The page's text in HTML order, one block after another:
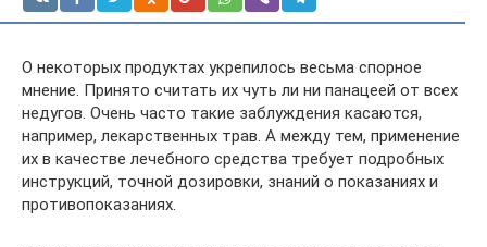
О некоторых продуктах укрепилось весьма спорное
мнение. Принято считать их чуть ли ни панацеей от всех
недугов. Очень часто такие заблуждения касаются,
например, лекарственных трав. А между тем, применение
их в качестве лечебного средства требует подробных
инструкций, точной дозировки, знаний о показаниях и
противопоказаниях.